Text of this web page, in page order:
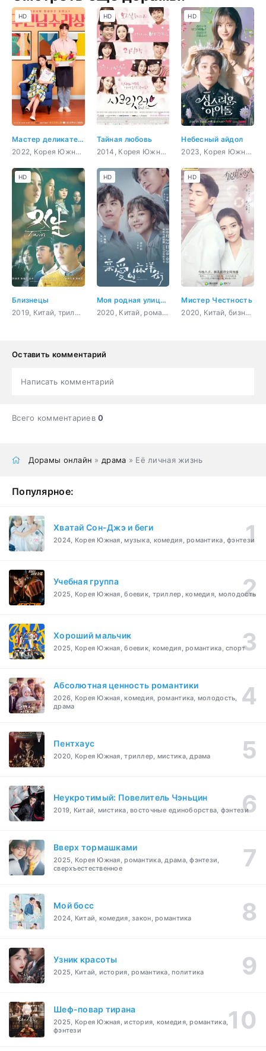
Мастер деликатесов
2022, Корея Южная, романтика
HD
Тайная любовь
2014, Корея Южная, романтика, драма, фэнтези, мелодрама
HD
Небесный айдол
2023, Корея Южная, комедия, романтика, драма, фэнтези
HD
Близнецы
2019, Китай, триллер, мистика, романтика, мелодрама
HD
Моя родная улица Маян
2020, Китай, романтика, повседневность, молодость, мелодрама
HD
Мистер Честность
2020, Китай, бизнес, комедия, романтика, драма
HD
Оставить комментарий
Написать комментарий
Всего комментариев0
Дорамы онлайн » драма » Её личная жизнь
Популярное:
Хватай Сон-Джэ и беги
2024, Корея Южная, музыка, комедия, романтика, фэнтези
Учебная группа
2025, Корея Южная, боевик, триллер, комедия, молодость
Хороший мальчик
2025, Корея Южная, боевик, комедия, романтика, спорт
Абсолютная ценность романтики
2026, Корея Южная, комедия, романтика, молодость,
драма
Пентхаус
2020, Корея Южная, триллер, мистика, драма
Неукротимый: Повелитель Чэньцин
2019, Китай, мистика, восточные единоборства, фэнтези
Вверх тормашками
2025, Корея Южная, романтика, драма, фэнтези,
сверхъестественное
Мой босс
2024, Китай, комедия, закон, романтика
Узник красоты
2025, Китай, история, романтика, политика
Шеф-повар тирана
2025, Корея Южная, история, комедия, романтика,
фэнтези